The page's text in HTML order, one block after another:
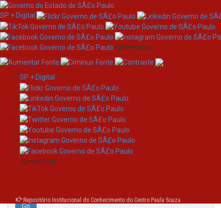
Skip
navigation
SP + Digital
/governosp
SP + Digital
/governosp
Repositório Institucional do Conhecimento do Centro Paula Souza
Search
Search: